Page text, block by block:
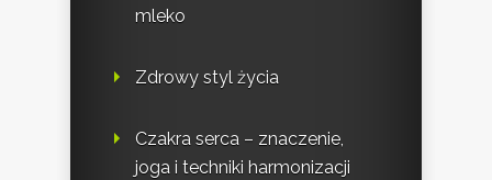
mleko
Zdrowy styl życia
Czakra serca – znaczenie,
joga i techniki harmonizacji